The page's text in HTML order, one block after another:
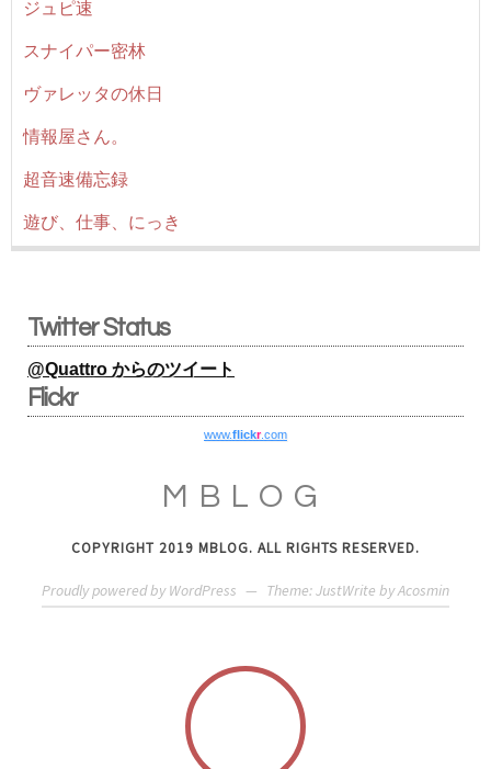
ジュピ速
スナイパー密林
ヴァレッタの休日
情報屋さん。
超音速備忘録
遊び、仕事、にっき
Twitter Status
@Quattro からのツイート
Flickr
www.flickr.com
MBLOG
COPYRIGHT 2019 MBLOG. ALL RIGHTS RESERVED.
Proudly powered by WordPress — Theme: JustWrite byAcosmin